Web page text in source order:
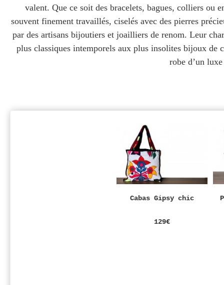
valent. Que ce soit des bracelets, bagues, colliers ou
souvent finement travaillés, ciselés avec des pierres
par des artisans bijoutiers et joailliers de renom. Leur
plus classiques intemporels aux plus insolites bijoux de
robe d’un
Cabas Gipsy chic
129€